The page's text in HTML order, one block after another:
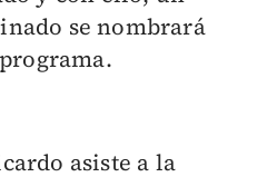
se nombrará
asiste a la